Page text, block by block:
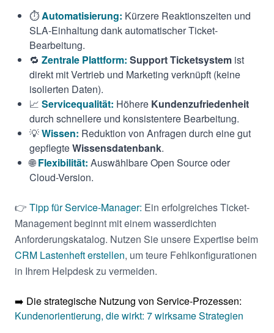
⏱️Automatisierung: Kürzere Reaktionszeiten und
SLA-Einhaltung dank automatischer Ticket-
Bearbeitung.
🔁 Zentrale Plattform: Support Ticketsystem ist
direkt mit Vertrieb und Marketing verknüpft (keine
isolierten Daten).
📈 Servicequalität: Höhere Kundenzufriedenheit
durch schnellere und konsistentere Bearbeitung.
💡Wissen: Reduktion von Anfragen durch eine gut
gepflegteWissensdatenbank.
🌐Flexibilität: Auswählbare Open Source oder
Cloud-Version.
👉 Tipp für Service-Manager: Ein erfolgreiches Ticket-
Management beginnt mit einem wasserdichten
Anforderungskatalog. Nutzen Sie unsere Expertise beim
CRM Lastenheft erstellen, um teure Fehlkonfigurationen
in Ihrem Helpdesk zu vermeiden.
➡️ Die strategische Nutzung von Service-Prozessen:
Kundenorientierung, die wirkt: 7 wirksame Strategien